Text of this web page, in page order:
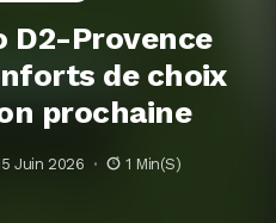
D2-Provence
de choix
prochaine
Juin 2026 1 Min(s)